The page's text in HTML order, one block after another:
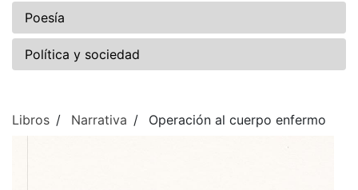
Poesía
Política y sociedad
Libros Narrativa Operación al cuerpo enfermo